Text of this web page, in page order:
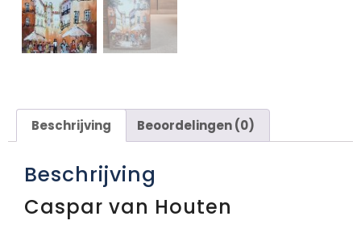
Beschrijving Beoordelingen (0)
Beschrijving
Caspar van Houten